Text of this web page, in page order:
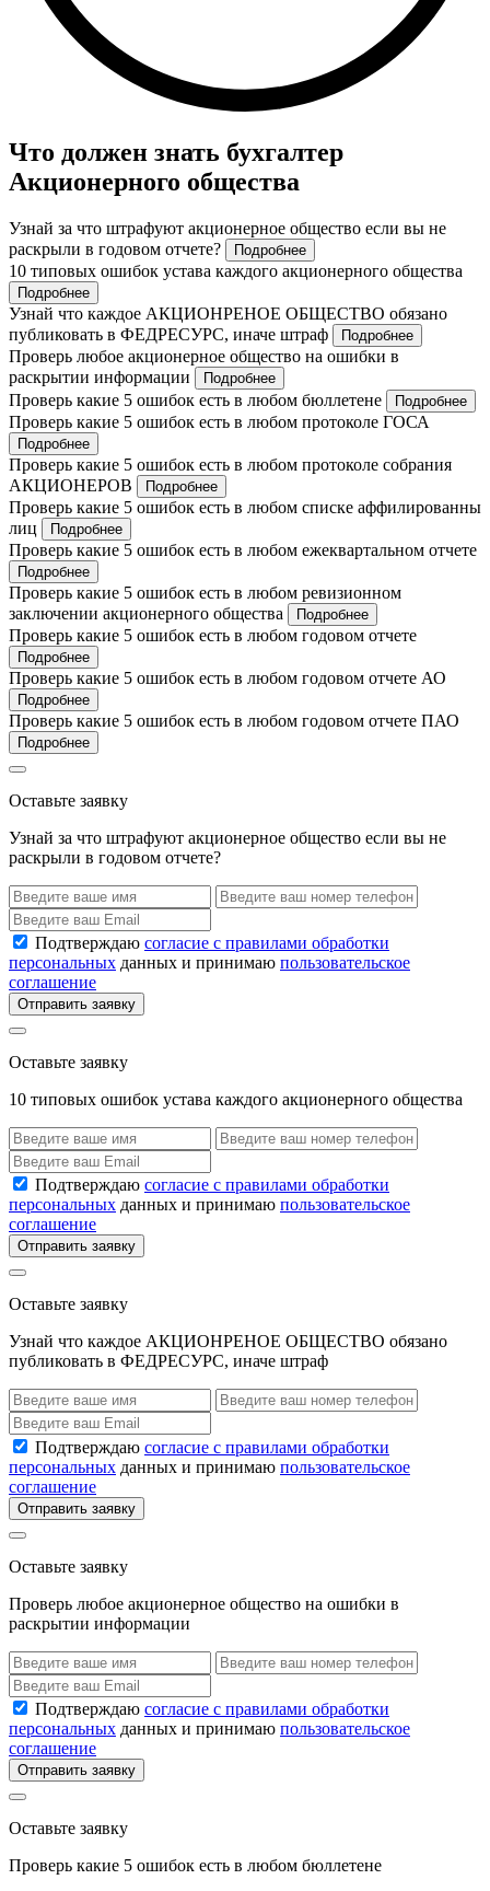
Что должен знать бухгалтер
Акционерного общества
Узнай за что штрафуют акционерное общество если вы не
раскрыли в годовом отчете?
Подробнее
10 типовых ошибок устава каждого акционерного общества
Подробнее
Узнай что каждое АКЦИОНРЕНОЕ ОБЩЕСТВО обязано
публиковать в ФЕДРЕСУРС, иначе штраф
Подробнее
Проверь любое акционерное общество на ошибки в
раскрытии информации
Подробнее
Проверь какие 5 ошибок есть в любом бюллетене Подробнее
Проверь какие 5 ошибок есть в любом протоколе ГОСА
Подробнее
Проверь какие 5 ошибок есть в любом протоколе собрания
АКЦИОНЕРОВ
Подробнее
Проверь какие 5 ошибок есть в любом списке аффилированны
лиц
Подробнее
Проверь какие 5 ошибок есть в любом ежеквартальном отчете
Подробнее
Проверь какие 5 ошибок есть в любом ревизионном
заключении акционерного общества
Подробнее
Проверь какие 5 ошибок есть в любом годовом отчете
Подробнее
Проверь какие 5 ошибок есть в любом годовом отчете АО
Подробнее
Проверь какие 5 ошибок есть в любом годовом отчете ПАО
Подробнее
Оставьте заявку
Узнай за что штрафуют акционерное общество если вы не
раскрыли в годовом отчете?
Подтверждаю согласие с правилами обработки
персональных данных и принимаю пользовательское
соглашение
Отправить заявку
Оставьте заявку
10 типовых ошибок устава каждого акционерного общества
Подтверждаю согласие с правилами обработки
персональных данных и принимаю пользовательское
соглашение
Отправить заявку
Оставьте заявку
Узнай что каждое АКЦИОНРЕНОЕ ОБЩЕСТВО обязано
публиковать в ФЕДРЕСУРС, иначе штраф
Подтверждаю согласие с правилами обработки
персональных данных и принимаю пользовательское
соглашение
Отправить заявку
Оставьте заявку
Проверь любое акционерное общество на ошибки в
раскрытии информации
Подтверждаю согласие с правилами обработки
персональных данных и принимаю пользовательское
соглашение
Отправить заявку
Оставьте заявку
Проверь какие 5 ошибок есть в любом бюллетене